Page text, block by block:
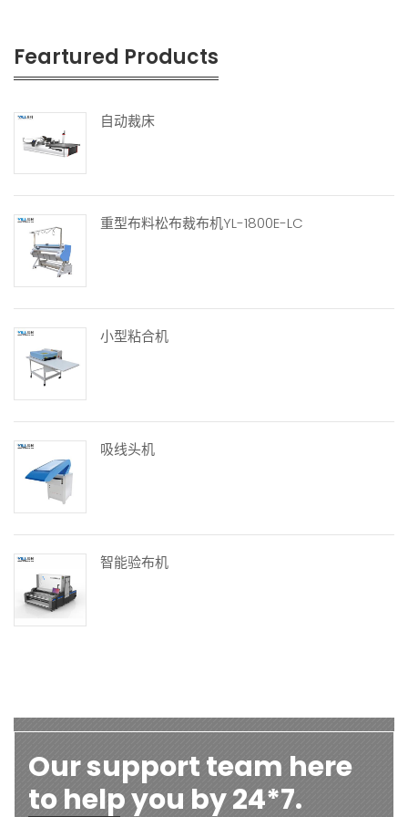
Feartured Products
自动裁床
重型布料松布裁布机YL-1800E-LC
小型粘合机
吸线头机
智能验布机
Our support team here
to help you by 24*7.